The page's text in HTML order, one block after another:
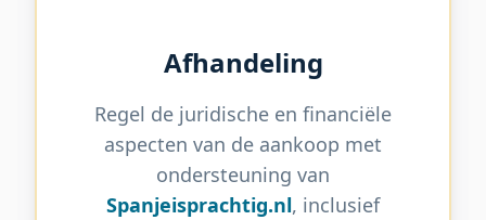
Afhandeling
Regel de juridische en financiële
aspecten van de aankoop met
ondersteuning van
Spanjeisprachtig.nl, inclusief